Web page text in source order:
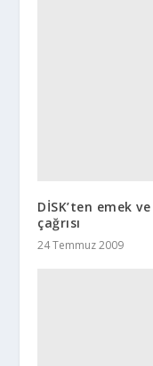
DİSK’ten emek
çağrısı
24 Temmuz 2009